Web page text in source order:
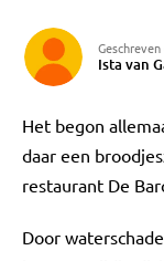
Ista van
Het begon
daar een
restaurant De
Door